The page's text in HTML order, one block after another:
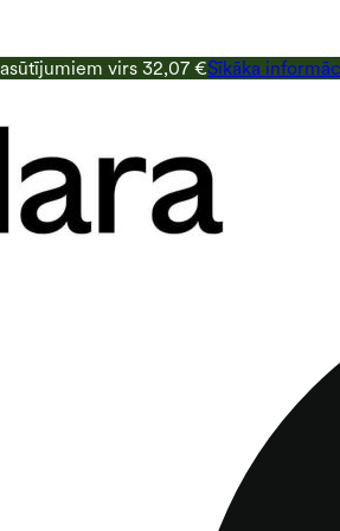
virs 32,07 €Sīkāka